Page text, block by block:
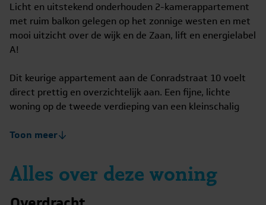
Licht en uitstekend onderhouden 2-kamerappartement
met ruim balkon gelegen op het zonnige westen en met
mooi uitzicht over de wijk en de Zaan, lift en energielabel
A!
Dit keurige appartement aan de Conradstraat 10 voelt
direct prettig en overzichtelijk aan. Een fijne, lichte
woning op de tweede verdieping van een kleinschalig
uitzicht over de wijk en de Zaan en met een praktische
lift, het energielabel A en de verzorgde staat is dit
appartement niet alleen heel leuk voor starters, maar
Toon meer
Alles over deze woning